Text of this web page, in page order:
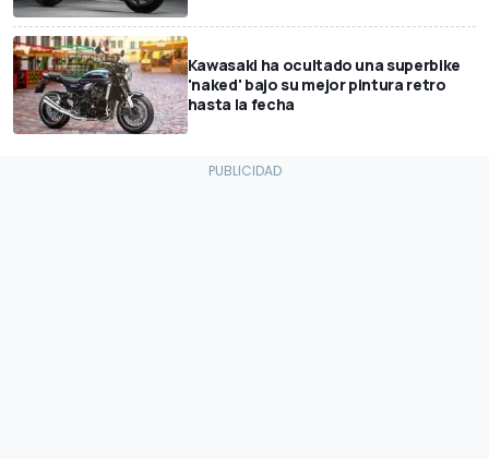
Kawasaki ha ocultado una superbike
'naked' bajo su mejor pintura retro
hasta la fecha